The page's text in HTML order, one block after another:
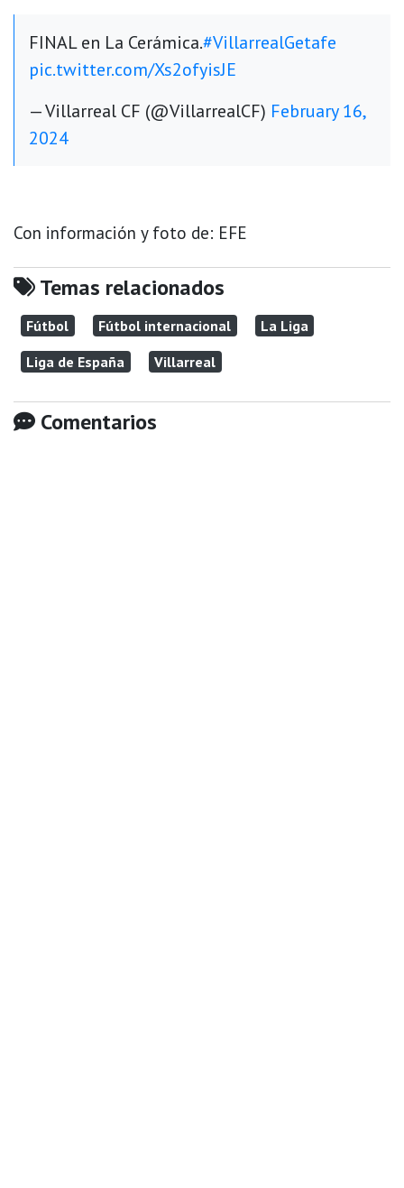
FINAL en La Cerámica.#VillarrealGetafe
pic.twitter.com/Xs2ofyisJE
— Villarreal CF (@VillarrealCF) February 16,
2024
Con información y foto de: EFE
Temas relacionados
Fútbol Fútbol internacional
La Liga
Liga de España
Villarreal
Comentarios